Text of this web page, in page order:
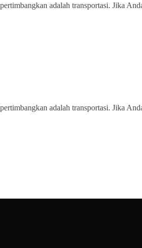
adalah transportasi. Jika
adalah transportasi. Jika